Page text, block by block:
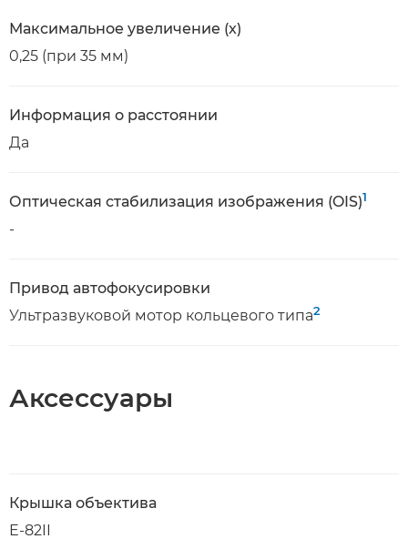
Максимальное увеличение (x)
0,25 (при 35 мм)
Информация о расстоянии
Да
Оптическая стабилизация изображения (OIS)1
-
Привод автофокусировки
Ультразвуковой мотор кольцевого типа2
Аксессуары
Крышка объектива
E-82II